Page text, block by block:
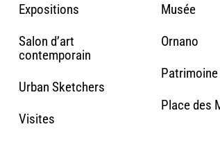
Expositions
Salon d’art
contemporain
Urban Sketchers
Visites
Musée
Ornano
Place des